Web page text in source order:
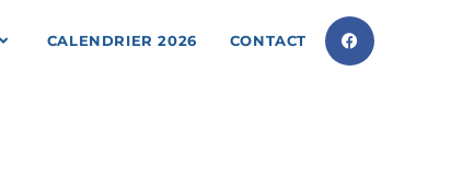
CALENDRIER 2026 CONTACT